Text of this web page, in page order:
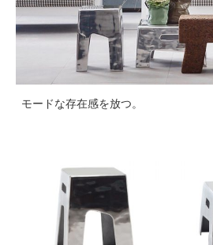
モードな存在感を放つ。